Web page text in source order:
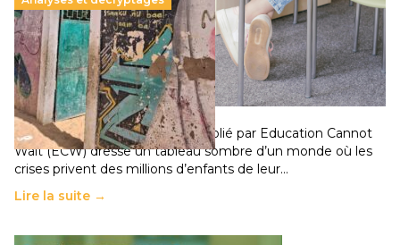
258 millions d’enfants victimes de la guerre, des
chocs climatiques et des déplacements de
population
11 juillet 2026- National
Un nouveau rapport mondial publié par Education Cannot
Wait (ECW) dresse un tableau sombre d’un monde où les
crises privent des millions d’enfants de leur…
Lire la suite →